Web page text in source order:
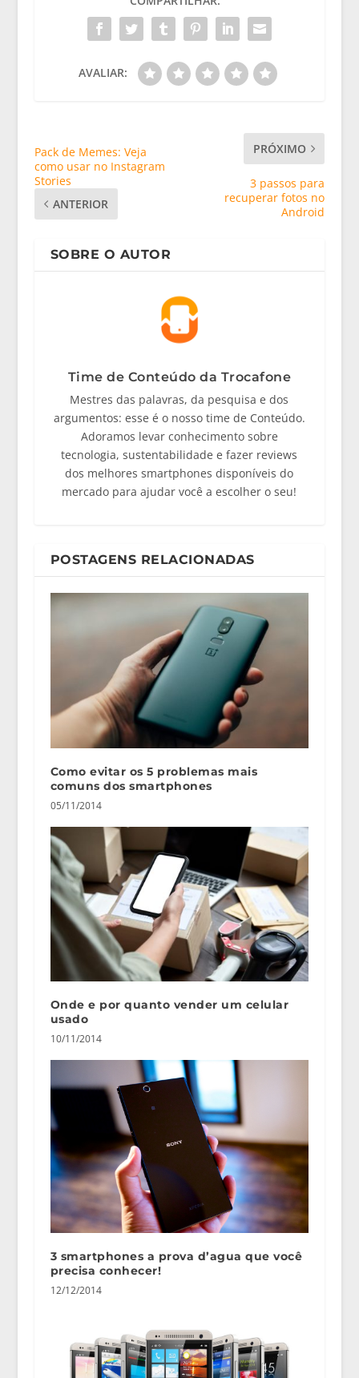
AVALIAR:
Pack de Memes: Veja
como usar no Instagram
Stories
ANTERIOR
PRÓXIMO
3 passos para
recuperar fotos no
Android
SOBRE O AUTOR
Time de Conteúdo da Trocafone
Mestres das palavras, da pesquisa e dos
argumentos: esse é o nosso time de Conteúdo.
Adoramos levar conhecimento sobre
tecnologia, sustentabilidade e fazer reviews
dos melhores smartphones disponíveis do
mercado para ajudar você a escolher o seu!
POSTAGENS RELACIONADAS
Como evitar os 5 problemas mais
comuns dos smartphones
05/11/2014
Onde e por quanto vender um celular
usado
10/11/2014
3 smartphones a prova d’agua que você
precisa conhecer!
12/12/2014